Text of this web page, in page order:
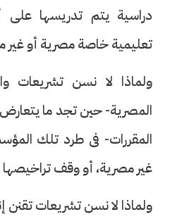
دراسية يتم تدريسها
تعليمية خاصة مصرية أو غير
ولماذا لا نسن تشريعات
المصرية- حين تجد ما
المقررات- فى طرد تلك
غير مصرية، أو وقف
ولماذا لا نسن تشريعات تقنن